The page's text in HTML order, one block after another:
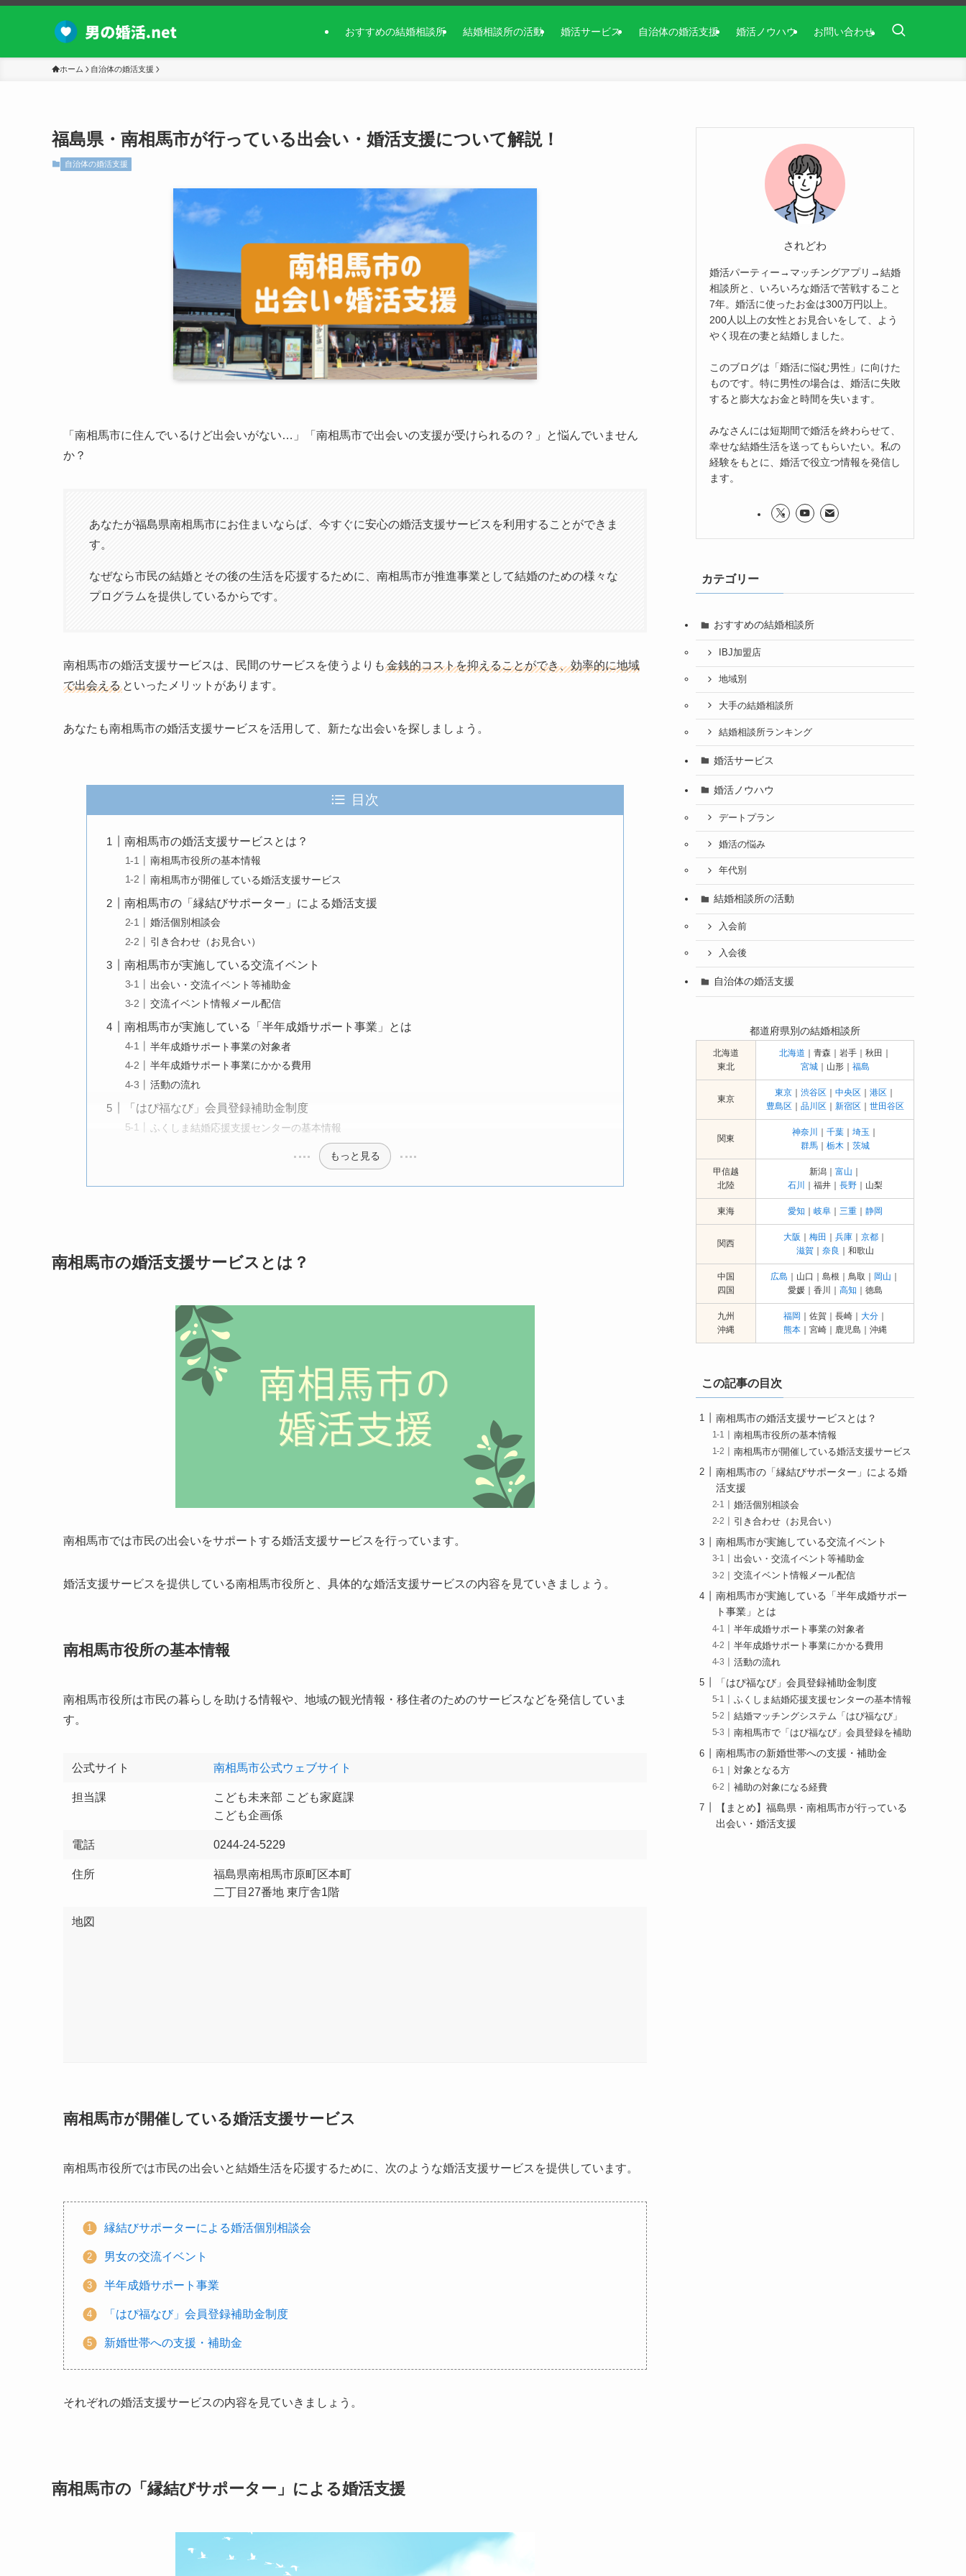
おすすめの結婚相談所 結婚相談所の活動 婚活サービス 自治体の婚活支援 婚活ノウハウ お問い合わせ
ホーム 自治体の婚活支援
福島県・南相馬市が行っている出会い・婚活支援について解説！
自治体の婚活支援
「南相馬市に住んでいるけど出会いがない…」「南相馬市で出会いの支援が受けられるの？」と悩んでいません
か？
あなたが福島県南相馬市にお住まいならば、今すぐに安心の婚活支援サービスを利用することができま
す。
なぜなら市民の結婚とその後の生活を応援するために、南相馬市が推進事業として結婚のための様々な
プログラムを提供しているからです。
南相馬市の婚活支援サービスは、民間のサービスを使うよりも 金銭的コストを抑えることができ、効率的に地域
で出会える といったメリットがあります。
あなたも南相馬市の婚活支援サービスを活用して、新たな出会いを探しましょう。
目次
南相馬市の婚活支援サービスとは？
南相馬市役所の基本情報
南相馬市が開催している婚活支援サービス
南相馬市の「縁結びサポーター」による婚活支援
婚活個別相談会
引き合わせ（お見合い）
南相馬市が実施している交流イベント
出会い・交流イベント等補助金
交流イベント情報メール配信
南相馬市が実施している「半年成婚サポート事業」とは
半年成婚サポート事業の対象者
半年成婚サポート事業にかかる費用
活動の流れ
「はぴ福なび」会員登録補助金制度
ふくしま結婚応援支援センターの基本情報
もっと見る
南相馬市の婚活支援サービスとは？
南相馬市では市民の出会いをサポートする婚活支援サービスを行っています。
婚活支援サービスを提供している南相馬市役所と、具体的な婚活支援サービスの内容を見ていきましょう。
南相馬市役所の基本情報
南相馬市役所は市民の暮らしを助ける情報や、地域の観光情報・移住者のためのサービスなどを発信していま
す。
公式サイト 南相馬市公式ウェブサイト
担当課
こども未来部 こども家庭課
こども企画係
電話 0244-24-5229
住所
福島県南相馬市原町区本町
二丁目27番地 東庁舎1階
地図
南相馬市が開催している婚活支援サービス
南相馬市役所では市民の出会いと結婚生活を応援するために、次のような婚活支援サービスを提供しています。
縁結びサポーターによる婚活個別相談会
男女の交流イベント
半年成婚サポート事業
「はぴ福なび」会員登録補助金制度
新婚世帯への支援・補助金
それぞれの婚活支援サービスの内容を見ていきましょう。
南相馬市の「縁結びサポーター」による婚活支援
されどわ
婚活パーティー→マッチングアプリ→結婚
相談所と、いろいろな婚活で苦戦すること
7年。婚活に使ったお金は300万円以上。
200人以上の女性とお見合いをして、よう
やく現在の妻と結婚しました。
このブログは「婚活に悩む男性」に向けた
ものです。特に男性の場合は、婚活に失敗
すると膨大なお金と時間を失います。
みなさんには短期間で婚活を終わらせて、
幸せな結婚生活を送ってもらいたい。私の
経験をもとに、婚活で役立つ情報を発信し
ます。
カテゴリー
おすすめの結婚相談所
IBJ加盟店
地域別
大手の結婚相談所
結婚相談所ランキング
婚活サービス
婚活ノウハウ
デートプラン
婚活の悩み
年代別
結婚相談所の活動
入会前
入会後
自治体の婚活支援
都道府県別の結婚相談所
北海道
東北
北海道 ｜青森｜岩手｜秋田｜
宮城｜山形｜ 福島
東京
東京｜ 渋谷区｜ 中央区｜ 港区｜
豊島区｜ 品川区｜ 新宿区｜ 世田谷区
関東
神奈川 ｜ 千葉｜ 埼玉 ｜
群馬｜ 栃木 ｜ 茨城
甲信越
北陸
新潟｜ 富山 ｜
石川
｜福井｜ 長野｜山梨
東海 愛知 ｜ 岐阜｜ 三重｜ 静岡
関西
大阪 ｜ 梅田 ｜ 兵庫｜ 京都｜
滋賀｜ 奈良 ｜和歌山
中国
四国
広島 ｜山口｜島根｜鳥取｜ 岡山 ｜
愛媛｜香川｜ 高知 ｜徳島
九州
沖縄
福岡 ｜佐賀｜長崎｜ 大分｜
熊本｜宮崎｜鹿児島｜沖縄
この記事の目次
南相馬市の婚活支援サービスとは？
南相馬市役所の基本情報
南相馬市が開催している婚活支援サービス
南相馬市の「縁結びサポーター」による婚
活支援
婚活個別相談会
引き合わせ（お見合い）
南相馬市が実施している交流イベント
出会い・交流イベント等補助金
交流イベント情報メール配信
南相馬市が実施している「半年成婚サポー
ト事業」とは
半年成婚サポート事業の対象者
半年成婚サポート事業にかかる費用
活動の流れ
「はぴ福なび」会員登録補助金制度
ふくしま結婚応援支援センターの基本情報
結婚マッチングシステム「はぴ福なび」
南相馬市で「はぴ福なび」会員登録を補助
南相馬市の新婚世帯への支援・補助金
対象となる方
補助の対象になる経費
【まとめ】福島県・南相馬市が行っている
出会い・婚活支援